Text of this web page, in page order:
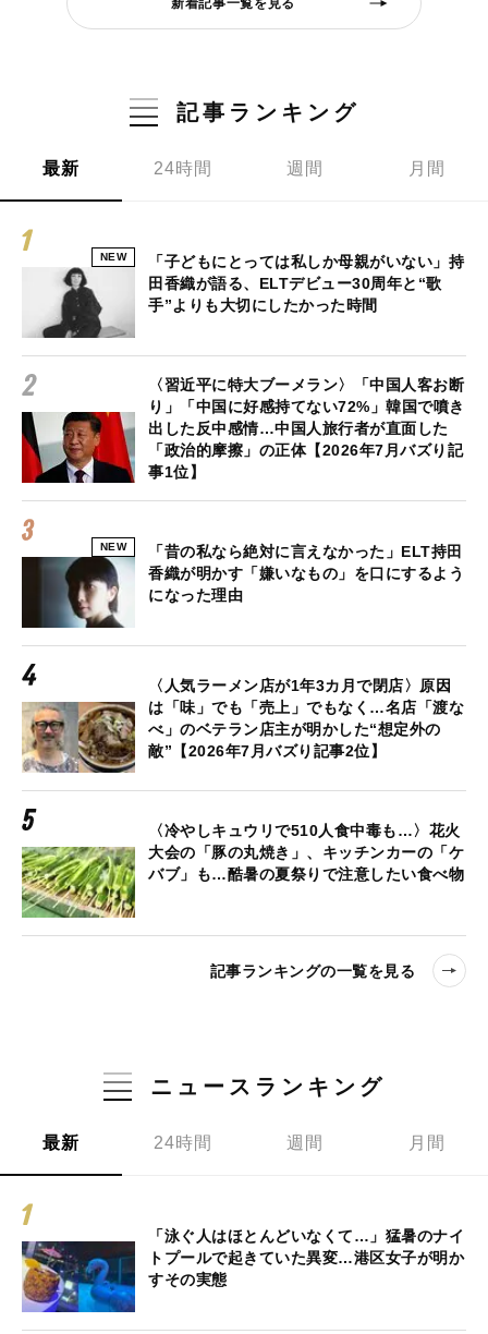
記事ランキング
最新 24時間 週間 月間
NEW
「子どもにとっては私しか母親がいない」持
田香織が語る、ELTデビュー30周年と“歌
手”よりも大切にしたかった時間
〈習近平に特大ブーメラン〉「中国人客お断
り」「中国に好感持てない72%」韓国で噴き
出した反中感情…中国人旅行者が直面した
「政治的摩擦」の正体【2026年7月バズり記
事1位】
NEW
「昔の私なら絶対に言えなかった」ELT持田
香織が明かす「嫌いなもの」を口にするよう
になった理由
〈人気ラーメン店が1年3カ月で閉店〉原因
は「味」でも「売上」でもなく…名店「渡な
べ」のベテラン店主が明かした“想定外の
敵”【2026年7月バズり記事2位】
〈冷やしキュウリで510人食中毒も…〉花火
大会の「豚の丸焼き」、キッチンカーの「ケ
バブ」も…酷暑の夏祭りで注意したい食べ物
記事ランキングの一覧を見る
ニュースランキング
最新 24時間 週間 月間
「泳ぐ人はほとんどいなくて…」猛暑のナイ
トプールで起きていた異変…港区女子が明か
すその実態